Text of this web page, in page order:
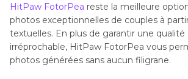
HitPaw FotorPea reste la meilleure
photos exceptionnelles de couples à
textuelles. En plus de garantir une
irréprochable, HitPaw FotorPea vous
photos générées sans aucun filigrane.